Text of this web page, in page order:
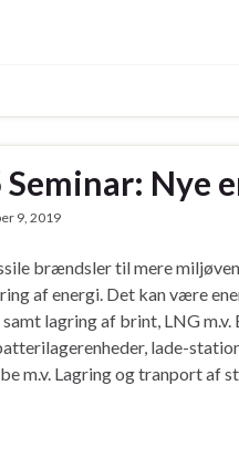
Seminar: Nye
9, 2019
brændsler til mere
af energi. Det kan være
lagring af brint, LNG m.v.
lade-
m.v. Lagring og tranport af